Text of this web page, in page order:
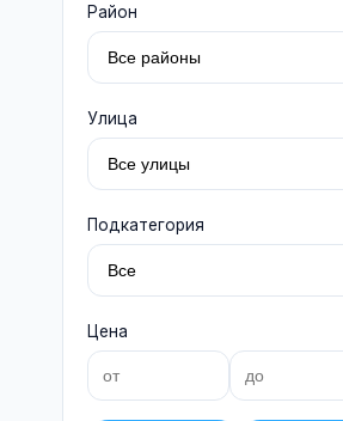
Район
Улица
Подкатегория
Цена